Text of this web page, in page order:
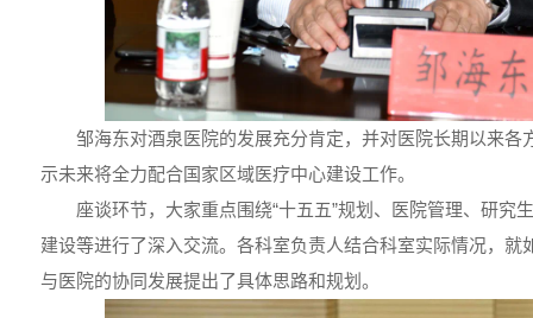
邹海东对酒泉医院的发展充分肯定，并对医院长期以来各
示未来将全力配合国家区域医疗中心建设工作。
座谈环节，大家重点围绕“十五五”规划、医院管理、研究
建设等进行了深入交流。各科室负责人结合科室实际情况，就
与医院的协同发展提出了具体思路和规划。